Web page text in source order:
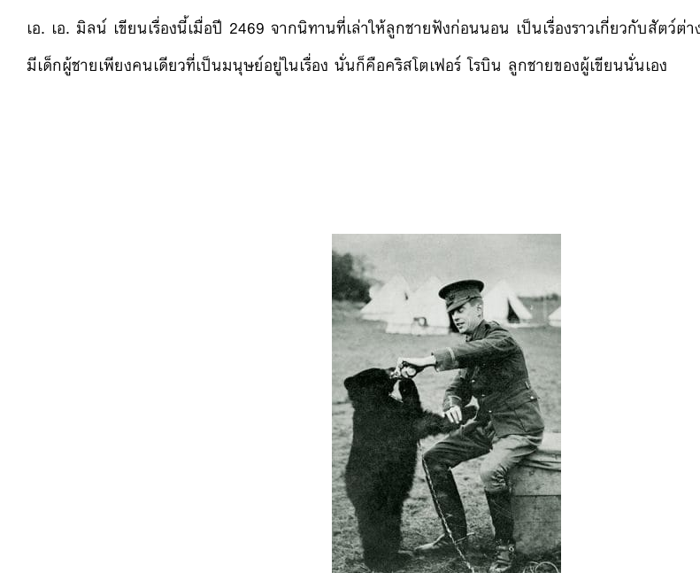
เอ. เอ. มิลน์ เขียนเรื่องนี้เมื่อปี 2469 จากนิทานที่เล่าให้ลูกชายฟังก่อนนอน เป็นเรื่องราวเกี่ยวกับสัตว์ต่
มีเด็กผู้ชายเพียงคนเดียวที่เป็นมนุษย์อยู่ในเรื่อง นั่นก็คือคริสโตเฟอร์ โรบิน ลูกชายของผู้เขียนนั่นเอง